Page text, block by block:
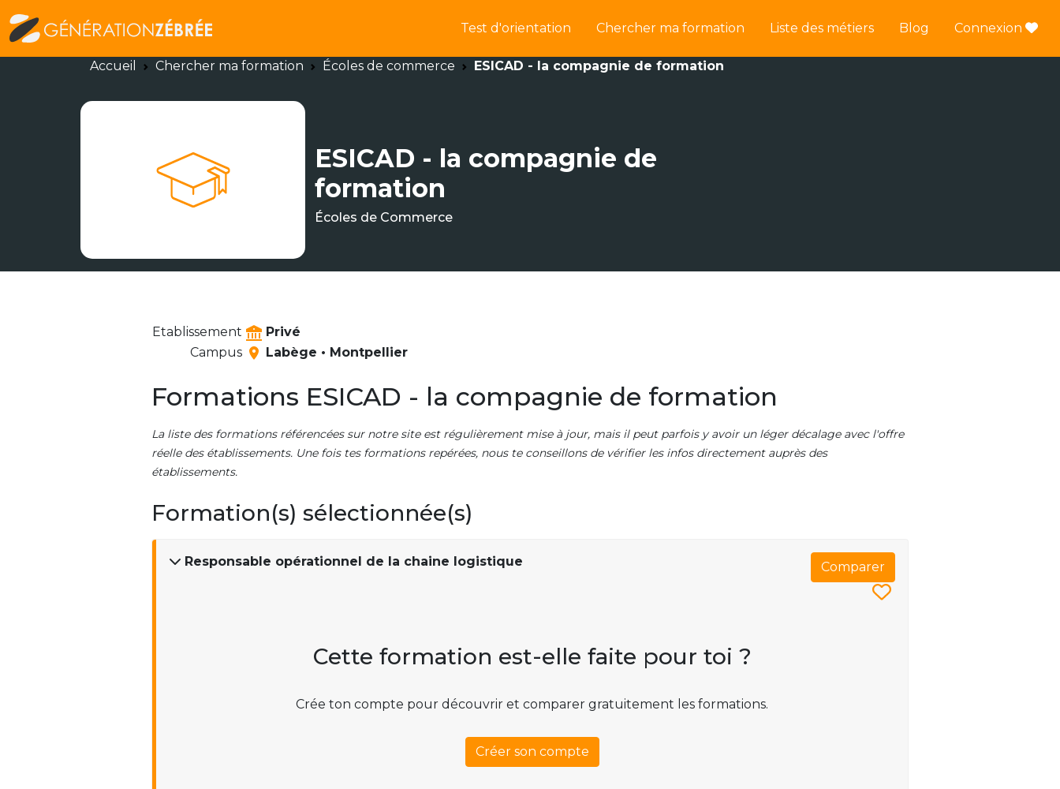
Test d'orientation Chercher ma formation Liste des métiers Blog Connexion
Accueil Chercher ma formation Écoles de commerce ESICAD - la compagnie de formation
ESICAD - la compagnie de
formation
Écoles de Commerce
Etablissement
Privé
Campus
Labège • Montpellier
Formations ESICAD - la compagnie de formation
La liste des formations référencées sur notre site est régulièrement mise à jour, mais il peut parfois y avoir un léger décalage avec l'offre
réelle des établissements. Une fois tes formations repérées, nous te conseillons de vérifier les infos directement auprès des
établissements.
Formation(s) sélectionnée(s)
Responsable opérationnel de la chaine logistique Comparer
Cette formation est-elle faite pour toi ?
Crée ton compte pour découvrir et comparer gratuitement les formations.
Créer son compte